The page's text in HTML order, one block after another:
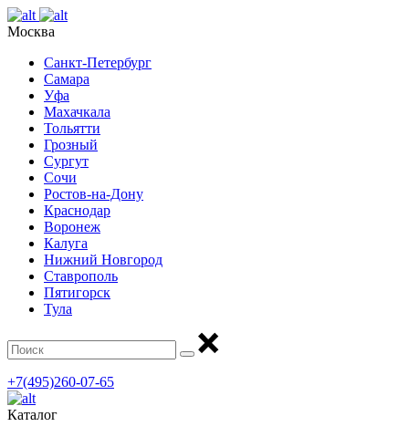
Москва
Санкт-Петербург
Самара
Уфа
Махачкала
Тольятти
Грозный
Сургут
Сочи
Ростов-на-Дону
Краснодар
Воронеж
Калуга
Нижний Новгород
Ставрополь
Пятигорск
Тула
+7(495)260-07-65
Каталог